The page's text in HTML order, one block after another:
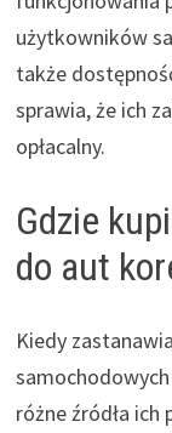
użytkowników
także
sprawia, że ich
opłacalny.
Gdzie
do aut
Kiedy
różne źródła ich